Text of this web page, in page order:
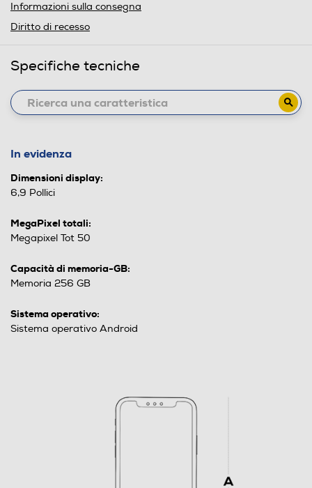
Informazioni sulla consegna
Diritto di recesso
Specifiche tecniche
In evidenza
Dimensioni display:
6,9 Pollici
MegaPixel totali:
Megapixel Tot 50
Capacità di memoria-GB:
Memoria 256 GB
Sistema operativo:
Sistema operativo Android